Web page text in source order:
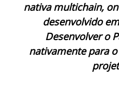
nativa multichain,
desenvolvido
Desenvolver o
nativamente para o